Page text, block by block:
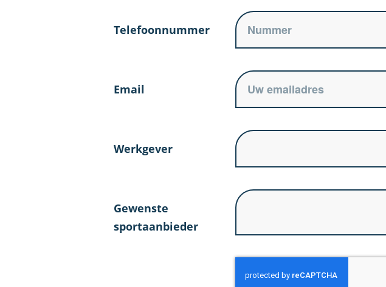
Telefoonnummer
Email
Werkgever
Gewenste
sportaanbieder